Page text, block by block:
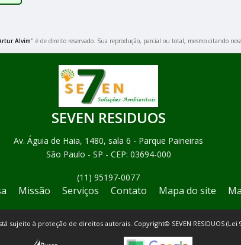
Alvim" é de direito reservado. Sua reprodução, parcial ou total, mesmo citando
SEVEN RESIDUOS
Av. Águia de Haia, 1480, sala 6 - Parque Paineiras
São Paulo - SP - CEP: 03694-000
(11) 95197-0077
Missão Serviços Contato Mapa do site
sujeito à proteção de direitos autorais. Copyright© SEVEN RESIDUOS (Lei